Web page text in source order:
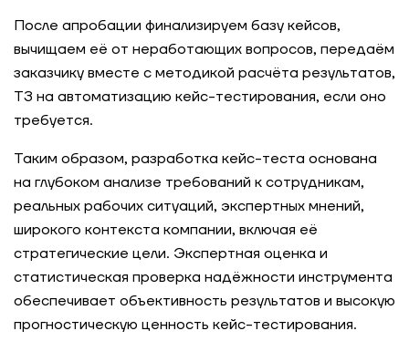
После апробации финализируем базу кейсов,
вычищаем её от неработающих вопросов, передаём
заказчику вместе с методикой расчёта результатов,
ТЗ на автоматизацию кейс-тестирования, если оно
требуется.
Таким образом, разработка кейс-теста основана
на глубоком анализе требований к сотрудникам,
реальных рабочих ситуаций, экспертных мнений,
широкого контекста компании, включая её
стратегические цели. Экспертная оценка и
статистическая проверка надёжности инструмента
обеспечивает объективность результатов и высокую
прогностическую ценность кейс-тестирования.